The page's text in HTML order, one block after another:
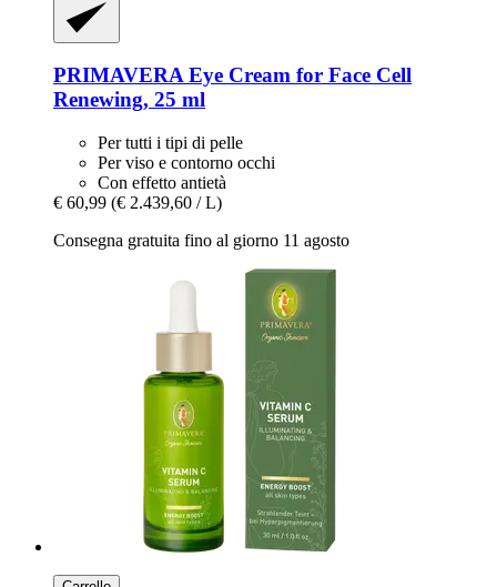
PRIMAVERAEye Cream for Face Cell
Renewing, 25 ml
Per tutti i tipi di pelle
Per viso e contorno occhi
Con effetto antietà
€ 60,99 (€ 2.439,60 / L)
Consegna gratuita fino al giorno 11 agosto